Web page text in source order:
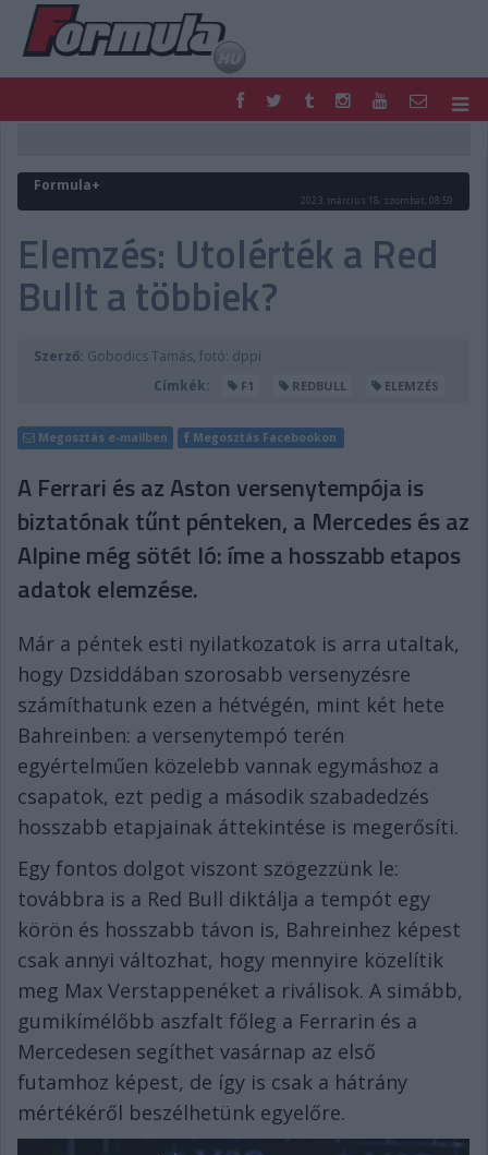
FORMULA
MOTOR
PODCAST
SHOP
LIVE
TIPPJÁTÉK
DIGITÁLIS MAGAZIN
PONTÁLLÁSOK
Formula+
2023. március 18. szombat, 08:59
Elemzés: Utolérték a Red
Bullt a többiek?
Szerző: Gobodics Tamás, fotó: dppi
Címkék:
F1 REDBULL ELEMZÉS
Megosztás e-mailben Megosztás Facebookon
A Ferrari és az Aston versenytempója is
biztatónak tűnt pénteken, a Mercedes és az
Alpine még sötét ló: íme a hosszabb etapos
adatok elemzése.
Már a péntek esti nyilatkozatok is arra utaltak,
hogy Dzsiddában szorosabb versenyzésre
számíthatunk ezen a hétvégén, mint két hete
Bahreinben: a versenytempó terén
egyértelműen közelebb vannak egymáshoz a
csapatok, ezt pedig a második szabadedzés
hosszabb etapjainak áttekintése is megerősíti.
Egy fontos dolgot viszont szögezzünk le:
továbbra is a Red Bull diktálja a tempót egy
körön és hosszabb távon is, Bahreinhez képest
csak annyi változhat, hogy mennyire közelítik
meg Max Verstappenéket a riválisok. A simább,
gumikímélőbb aszfalt főleg a Ferrarin és a
Mercedesen segíthet vasárnap az első
futamhoz képest, de így is csak a hátrány
mértékéről beszélhetünk egyelőre.